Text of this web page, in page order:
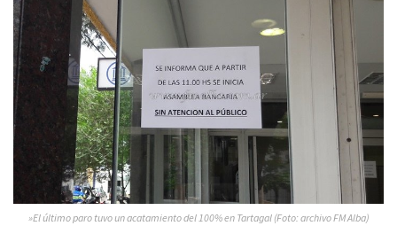
»El último paro tuvo un acatamiento del 100% en Tartagal (Foto: archivo FM Alba)